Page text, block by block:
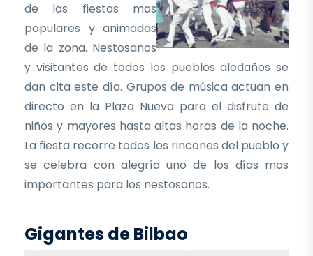
de las fiestas mas
populares y animadas
de la zona. Nestosanos
y visitantes de todos los pueblos aledaños se
dan cita este día. Grupos de música actuan en
directo en la Plaza Nueva para el disfrute de
niños y mayores hasta altas horas de la noche.
La fiesta recorre todos los rincones del pueblo y
se celebra con alegría uno de los días mas
importantes para los nestosanos.
Gigantes de Bilbao